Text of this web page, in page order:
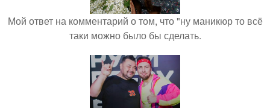
Мой ответ на комментарий о том, что "ну маникюр то всё
таки можно было бы сделать.